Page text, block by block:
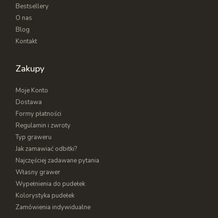
konfiguratora
Sklepu, aby zaprojektować unikatowy napis lub
grafikę.
Bestsellery
O nas
Blog
Kontakt
Zakupy
Moje Konto
Dostawa
Formy płatności
Regulamin i zwroty
Typ graweru
Jak zamawiać odbitki?
Najczęściej zadawane pytania
Własny grawer
Wypełnienia do pudełek
Kolorystyka pudełek
Zamówienia indywidualne